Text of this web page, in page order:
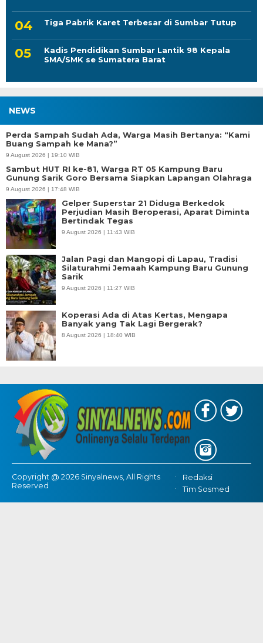
Tiga Pabrik Karet Terbesar di Sumbar Tutup
Kadis Pendidikan Sumbar Lantik 98 Kepala
SMA/SMK se Sumatera Barat
NEWS
Perda Sampah Sudah Ada, Warga Masih Bertanya: “Kami
Buang Sampah ke Mana?”
9 August 2026 | 19:10 WIB
Sambut HUT RI ke-81, Warga RT 05 Kampung Baru
Gunung Sarik Goro Bersama Siapkan Lapangan Olahraga
9 August 2026 | 17:48 WIB
Gelper Superstar 21 Diduga Berkedok
Perjudian Masih Beroperasi, Aparat Diminta
Bertindak Tegas
9 August 2026 | 11:43 WIB
Jalan Pagi dan Mangopi di Lapau, Tradisi
Silaturahmi Jemaah Kampung Baru Gunung
Sarik
9 August 2026 | 11:27 WIB
Koperasi Ada di Atas Kertas, Mengapa
Banyak yang Tak Lagi Bergerak?
8 August 2026 | 18:40 WIB
Copyright @ 2026 Sinyalnews, All Rights
Reserved
Redaksi
Tim Sosmed